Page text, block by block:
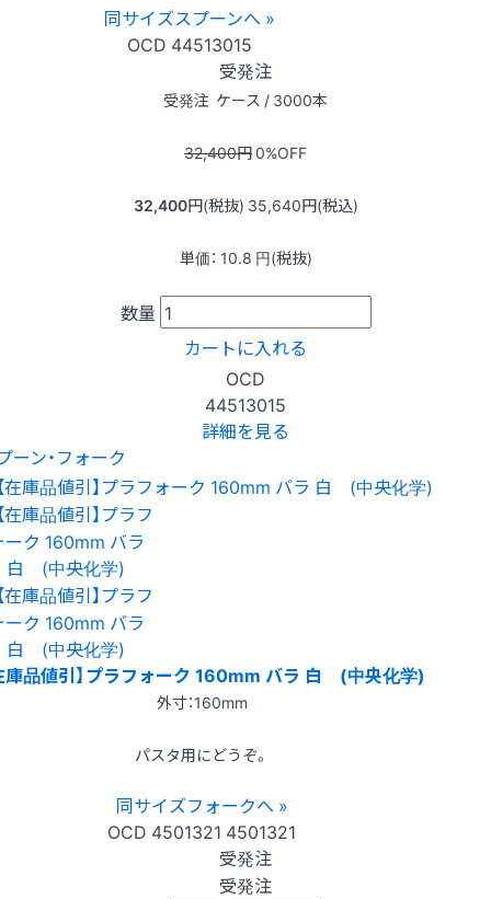
同サイズスプーンへ »
OCD 44513015
受発注
受発注 ケース / 3000本
32,400円0%OFF
32,400円(税抜) 35,640円(税込)
単価： 10.8 円(税抜)
数量
カートに入れる
OCD
44513015
詳細を見る
ーン・フォーク
庫品値引】プラフォーク 160mm バラ 白 (中央化学)
外寸：160mm
パスタ用にどうぞ。
同サイズフォークへ »
OCD 4501321 4501321
受発注
受発注